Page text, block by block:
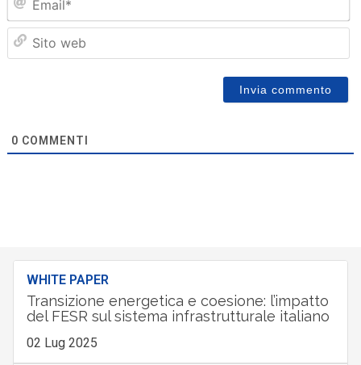
0 COMMENTI
WHITE PAPER
Transizione energetica e coesione: l’impatto
del FESR sul sistema infrastrutturale italiano
02 Lug 2025